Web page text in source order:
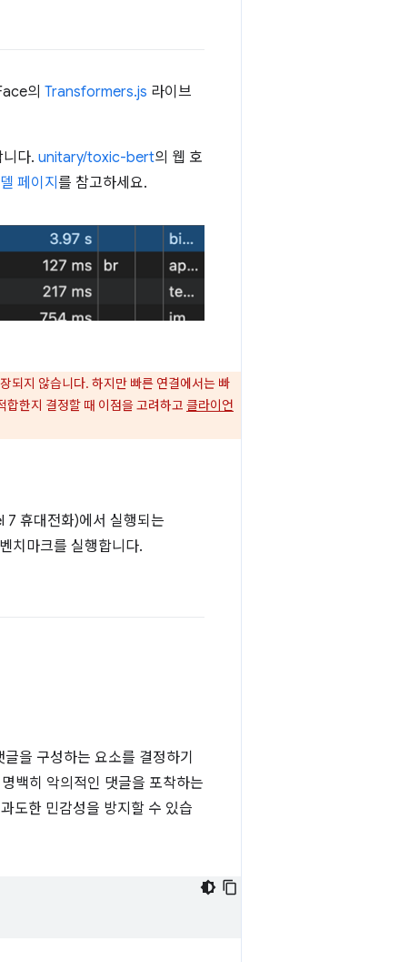
의 Transformers.js 라이브
다. unitary/toxic-bert의 웹 호
페이지 를 참고하세요.
되지 않습니다. 하지만 빠른 연결에서는 빠
합한지 결정할 때 이점을 고려하고 클라이언
휴대전화)에서 실행되는
치마크를 실행합니다.
을 구성하는 요소를 결정하기
백히 악의적인 댓글을 포착하는
도한 민감성을 방지할 수 있습